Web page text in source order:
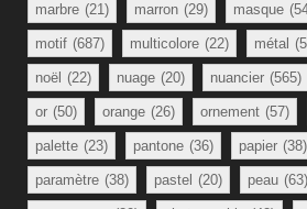
marbre (21) marron (29) masque
motif (687) multicolore (22) métal
noël (22) nuage (20) nuancier (565)
or (50) orange (26) ornement (57)
palette (23) pantone (36) papier (38)
paramètre (38) pastel (20) peau (63)